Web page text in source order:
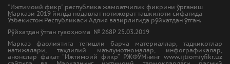
"Ижтимоий фикр" республика жамоатчилик фикрини ўрганиш
Маркази 2019 йилда нодавлат нотижорат ташкилоти сифатида
Ўзбекистон Республикаси Адлия вазирлигида рўйхатдан ўтган.
Рўйхатдан ўтган гувоҳнома № 268Р 25.03.2019
Марказ фаолиятига тегишли барча материаллар, тадқиқотлар
натижалари, таҳлилий маълумотномалар, инфографикалар,
анонслар фақат “Ижтимоий фикр” РЖФЎМнинг www.ijtiomiyfikr.uz